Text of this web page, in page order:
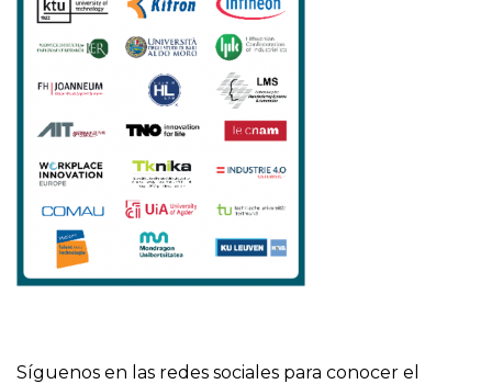
Síguenos en las redes sociales para conocer el